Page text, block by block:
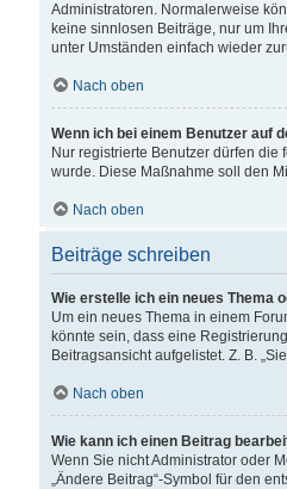
Administratoren. Normalerweise
keine sinnlosen Beiträge, nur um
unter Umständen einfach wieder
Nach oben
Wenn ich bei einem Benutzer auf
Nur registrierte Benutzer dürfen
wurde. Diese Maßnahme soll den
Nach oben
Beiträge schreiben
Wie erstelle ich ein neues Thema
Um ein neues Thema in einem
könnte sein, dass eine
Beitragsansicht aufgelistet. Z. B.
Nach oben
Wie kann ich einen Beitrag
Wenn Sie nicht Administrator oder
„Ändere Beitrag“-Symbol für den